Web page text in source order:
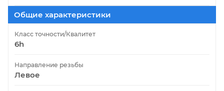
Общие характеристики
Класс точности/Квалитет
6h
Направление резьбы
Левое